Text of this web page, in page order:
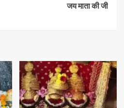
जय माता की जी